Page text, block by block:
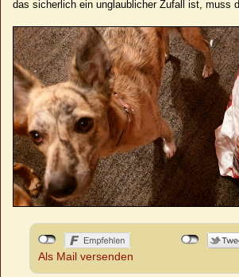
das sicherlich ein unglaublicher Zufall ist, muss
Als Mail versenden